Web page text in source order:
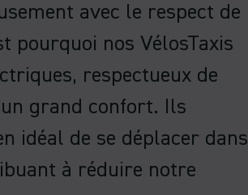
avec le respect de
pourquoi nos VélosTaxis
respectueux de
grand confort. Ils
idéal de se déplacer dans
à réduire notre